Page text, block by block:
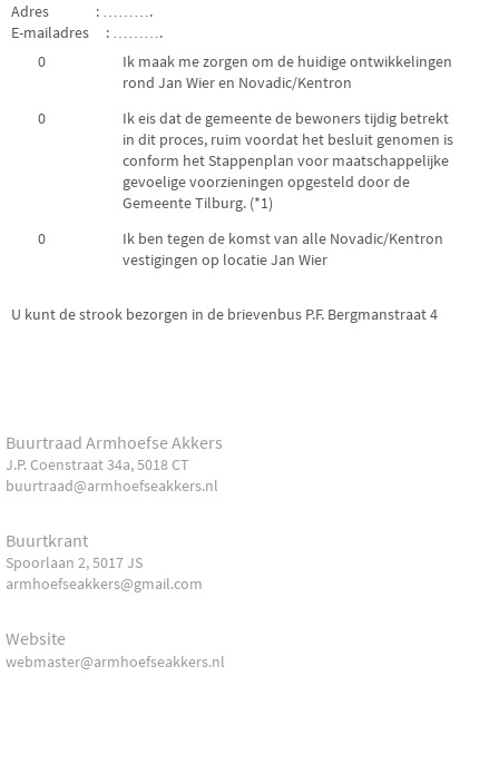
Adres : ……….
E-mailadres : ……….
0
Ik maak me zorgen om de huidige ontwikkelingen
rond Jan Wier en Novadic/Kentron
0
Ik eis dat de gemeente de bewoners tijdig betrekt
in dit proces, ruim voordat het besluit genomen is
conform het Stappenplan voor maatschappelijke
gevoelige voorzieningen opgesteld door de
Gemeente Tilburg. (*1)
0
Ik ben tegen de komst van alle Novadic/Kentron
vestigingen op locatie Jan Wier
U kunt de strook bezorgen in de brievenbus P.F. Bergmanstraat 4
Buurtraad Armhoefse Akkers
J.P. Coenstraat 34a, 5018 CT
buurtraad@armhoefseakkers.nl
Buurtkrant
Spoorlaan 2, 5017 JS
armhoefseakkers@gmail.com
Website
webmaster@armhoefseakkers.nl